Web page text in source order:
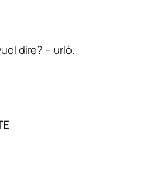
dire? – urlò.